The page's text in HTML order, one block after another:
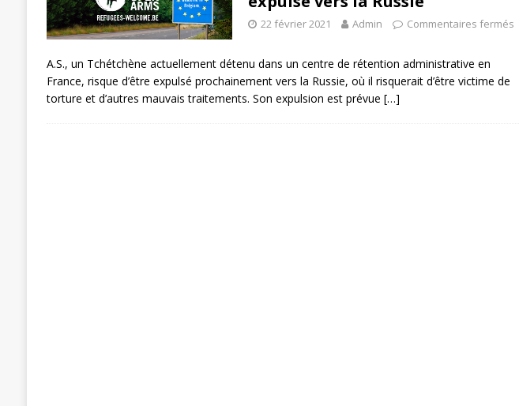
22 février 2021 Admin Commentaires fermés
A.S., un Tchétchène actuellement détenu dans un centre de rétention administrative en
France, risque d’être expulsé prochainement vers la Russie, où il risquerait d’être victime de
torture et d’autres mauvais traitements. Son expulsion est prévue […]